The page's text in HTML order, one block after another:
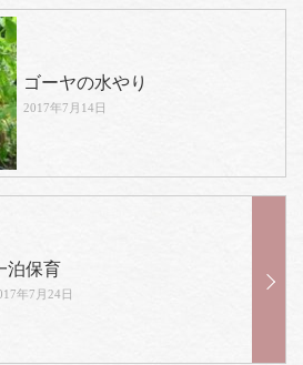
ゴーヤの水やり
2017年7月14日
泊保育
年7月24日